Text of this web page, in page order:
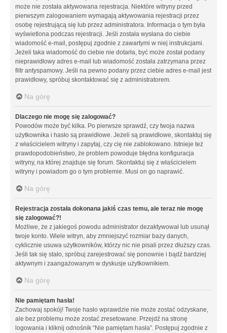
może nie została aktywowana rejestracja. Niektóre witryny przed
pierwszym zalogowaniem wymagają aktywowania rejestracji przez
osobę rejestrującą się lub przez administratora. Informacja o tym była
wyświetlona podczas rejestracji. Jeśli została wysłana do ciebie
wiadomość e-mail, postępuj zgodnie z zawartymi w niej instrukcjami.
Jeżeli taka wiadomość do ciebie nie dotarła, być może został podany
nieprawidłowy adres e-mail lub wiadomość została zatrzymana przez
filtr antyspamowy. Jeśli na pewno podany przez ciebie adres e-mail jest
prawidłowy, spróbuj skontaktować się z administratorem.
Na górę
Dlaczego nie mogę się zalogować?
Powodów może być kilka. Po pierwsze sprawdź, czy twoja nazwa
użytkownika i hasło są prawidłowe. Jeżeli są prawidłowe, skontaktuj się
z właścicielem witryny i zapytaj, czy cię nie zablokowano. Istnieje też
prawdopodobieństwo, że problem powoduje błędna konfiguracja
witryny, na której znajduje się forum. Skontaktuj się z właścicielem
witryny i powiadom go o tym problemie. Musi on go naprawić.
Na górę
Rejestracja została dokonana jakiś czas temu, ale teraz nie mogę
się zalogować?!
Możliwe, że z jakiegoś powodu administrator dezaktywował lub usunął
twoje konto. Wiele witryn, aby zmniejszyć rozmiar bazy danych,
cyklicznie usuwa użytkowników, którzy nic nie pisali przez dłuższy czas.
Jeśli tak się stało, spróbuj zarejestrować się ponownie i bądź bardziej
aktywnym i zaangażowanym w dyskusje użytkownikiem.
Na górę
Nie pamiętam hasła!
Zachowaj spokój! Twoje hasło wprawdzie nie może zostać odzyskane,
ale bez problemu może zostać zresetowane. Przejdź na stronę
logowania i kliknij odnośnik “Nie pamiętam hasła”. Postępuj zgodnie z